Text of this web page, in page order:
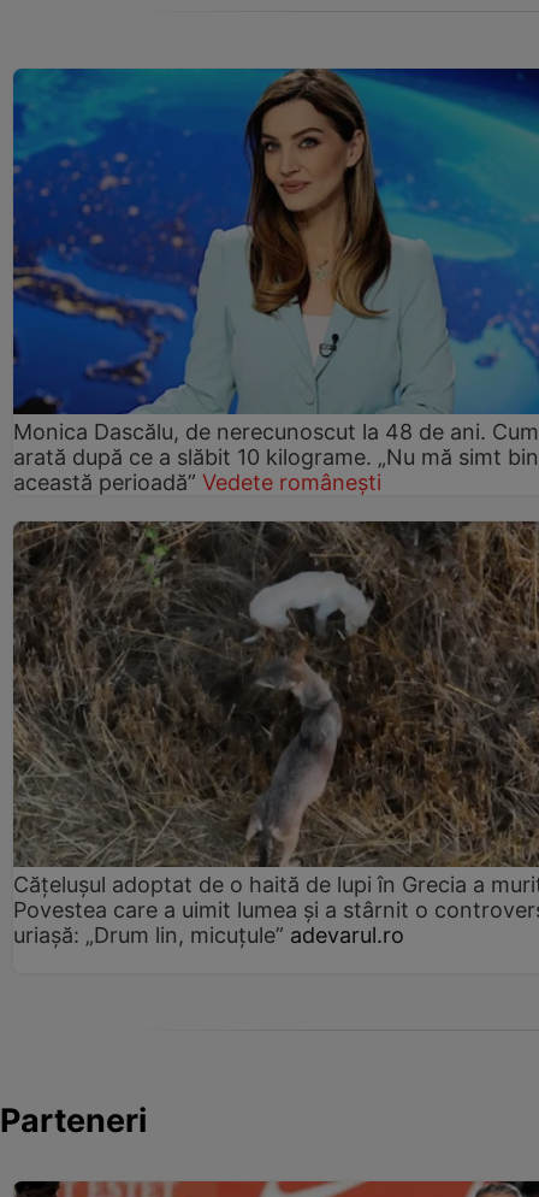
Monica Dascălu, de nerecunoscut la 48 de ani. Cum
arată după ce a slăbit 10 kilograme. „Nu mă simt
această perioadă” Vedete românești
Cățelușul adoptat de o haită de lupi în Grecia a
Povestea care a uimit lumea și a stârnit o
uriașă: „Drum lin, micuțule” adevarul.ro
Parteneri